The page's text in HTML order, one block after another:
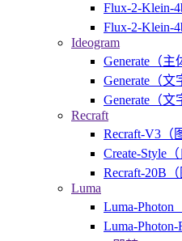
Flux-2-Klein-
Flux-2-Klein-
Ideogram
Generate（主
Generate（文
Generate（文
Recraft
Recraft-V3（
Create-Style
Recraft-20B（
Luma
Luma-Photon
Luma-